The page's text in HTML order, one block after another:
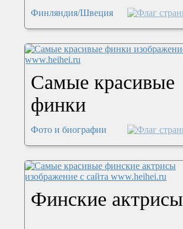
Финляндия/Швеция
Самые красивые
финки
Фото и биографии
Финские актрисы